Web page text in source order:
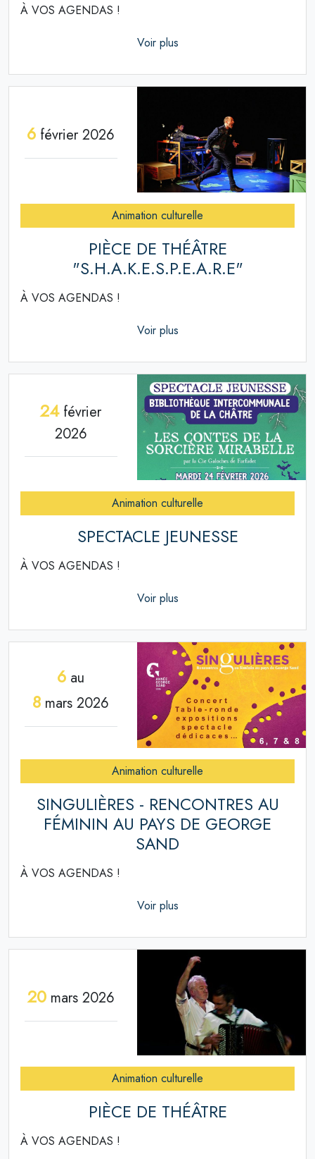
À VOS AGENDAS !
Voir plus
6 février 2026
Animation culturelle
PIÈCE DE THÉÂTRE
"S.H.A.K.E.S.P.E.A.R.E"
À VOS AGENDAS !
Voir plus
24février
2026
Animation culturelle
SPECTACLE JEUNESSE
À VOS AGENDAS !
Voir plus
6 au
8 mars 2026
Animation culturelle
SINGULIÈRES - RENCONTRES AU
FÉMININ AU PAYS DE GEORGE
SAND
À VOS AGENDAS !
Voir plus
20mars 2026
Animation culturelle
PIÈCE DE THÉÂTRE
À VOS AGENDAS !